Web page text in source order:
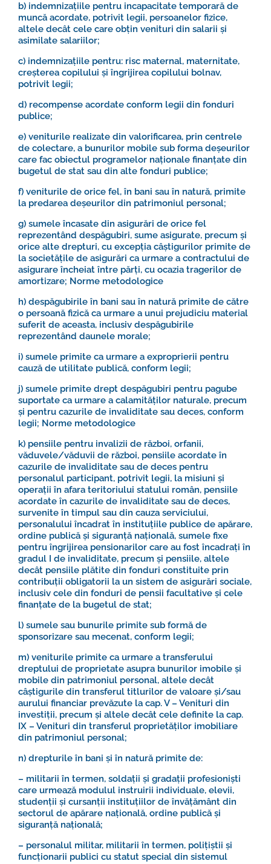
b) indemnizațiile pentru incapacitate temporară de
muncă acordate, potrivit legii, persoanelor fizice,
altele decât cele care obțin venituri din salarii și
asimilate salariilor;
c) indemnizațiile pentru: risc maternal, maternitate,
creșterea copilului și îngrijirea copilului bolnav,
potrivit legii;
d) recompense acordate conform legii din fonduri
publice;
e) veniturile realizate din valorificarea, prin centrele
de colectare, a bunurilor mobile sub forma deșeurilor
care fac obiectul programelor naționale finanțate din
bugetul de stat sau din alte fonduri publice;
f) veniturile de orice fel, în bani sau în natură, primite
la predarea deșeurilor din patrimoniul personal;
g) sumele încasate din asigurări de orice fel
reprezentând despăgubiri, sume asigurate, precum și
orice alte drepturi, cu excepția câștigurilor primite de
la societățile de asigurări ca urmare a contractului de
asigurare încheiat între părți, cu ocazia tragerilor de
amortizare; Norme metodologice
h) despăgubirile în bani sau în natură primite de către
o persoană fizică ca urmare a unui prejudiciu material
suferit de aceasta, inclusiv despăgubirile
reprezentând daunele morale;
i) sumele primite ca urmare a exproprierii pentru
cauză de utilitate publică, conform legii;
j) sumele primite drept despăgubiri pentru pagube
suportate ca urmare a calamităților naturale, precum
și pentru cazurile de invaliditate sau deces, conform
legii; Norme metodologice
k) pensiile pentru invalizii de război, orfanii,
văduvele/văduvii de război, pensiile acordate în
cazurile de invaliditate sau de deces pentru
personalul participant, potrivit legii, la misiuni și
operații în afara teritoriului statului român, pensiile
acordate în cazurile de invaliditate sau de deces,
survenite în timpul sau din cauza serviciului,
personalului încadrat în instituțiile publice de apărare,
ordine publică și siguranță națională, sumele fixe
pentru îngrijirea pensionarilor care au fost încadrați în
gradul I de invaliditate, precum și pensiile, altele
decât pensiile plătite din fonduri constituite prin
contribuții obligatorii la un sistem de asigurări sociale,
inclusiv cele din fonduri de pensii facultative și cele
finanțate de la bugetul de stat;
l) sumele sau bunurile primite sub formă de
sponsorizare sau mecenat, conform legii;
m) veniturile primite ca urmare a transferului
dreptului de proprietate asupra bunurilor imobile și
mobile din patrimoniul personal, altele decât
câștigurile din transferul titlurilor de valoare și/sau
aurului financiar prevăzute la cap. V – Venituri din
investiții, precum și altele decât cele definite la cap.
IX – Venituri din transferul proprietăților imobiliare
din patrimoniul personal;
n) drepturile în bani și în natură primite de:
– militarii în termen, soldații și gradații profesioniști
care urmează modulul instruirii individuale, elevii,
studenții și cursanții instituțiilor de învățământ din
sectorul de apărare națională, ordine publică și
siguranță națională;
– personalul militar, militarii în termen, polițiștii și
funcționarii publici cu statut special din sistemul